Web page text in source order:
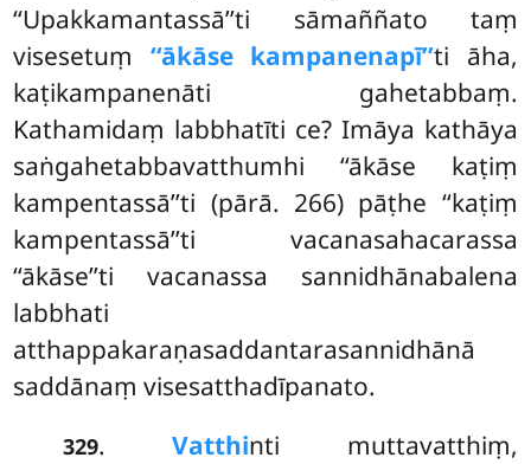
‘‘Upakkamantassā’’ti sāmaññato taṃ
visesetuṃ ‘‘ākāse kampanenapī’’ti āha,
kaṭikampanenāti gahetabbaṃ.
Kathamidaṃ labbhatīti ce? Imāya kathāya
saṅgahetabbavatthumhi ‘‘ākāse kaṭiṃ
kampentassā’’ti (pārā. 266) pāṭhe ‘‘kaṭiṃ
kampentassā’’ti vacanasahacarassa
‘‘ākāse’’ti vacanassa sannidhānabalena
labbhati
atthappakaraṇasaddantarasannidhānā
saddānaṃ visesatthadīpanato.
329.Vatthinti muttavatthiṃ,